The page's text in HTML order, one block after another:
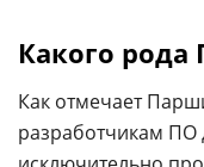
Какого рода
Как отмечает
разработчикам ПО